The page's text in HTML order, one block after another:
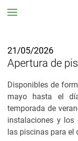
21/05/2026
Apertura de
Disponibles de
mayo hasta el
temporada de
instalaciones y los
las piscinas para el